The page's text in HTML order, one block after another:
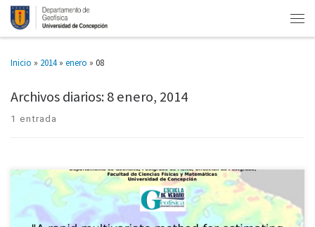
Inicio » 2014 » enero » 08
Archivos diarios:8 enero, 2014
1 entrada